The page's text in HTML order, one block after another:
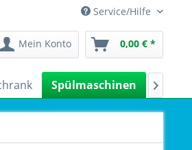
Service/Hilfe
Mein Konto 0,00 € *
Spülmaschinen 